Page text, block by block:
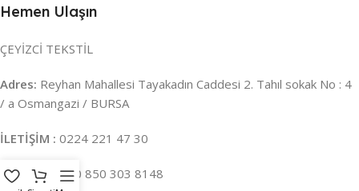
Hemen Ulaşın
ÇEYİZCİ TEKSTİL
Adres: Reyhan Mahallesi Tayakadın Caddesi 2. Tahıl sokak No : 4
/ a Osmangazi / BURSA
İLETİŞİM : 0224 221 47 30
WHATSAPP :0 850 303 8148